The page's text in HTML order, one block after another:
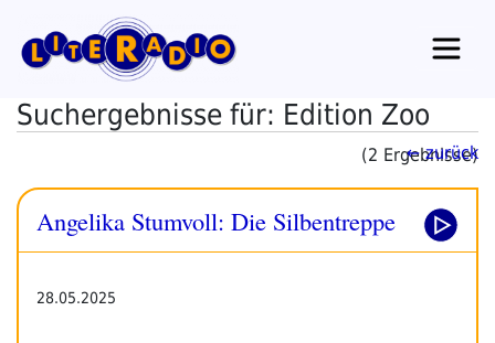
Inhalt
springen
Suchergebnisse für: Edition Zoo
(2 Ergebnisse)
← zurück
Angelika Stumvoll: Die Silbentreppe
28.05.2025